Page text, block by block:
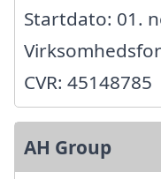
Startdato: 01.
CVR: 45148785
AH Group